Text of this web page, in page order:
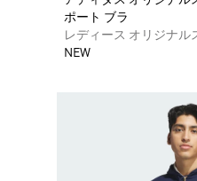
ポート ブラ
レディース オリジナル
NEW